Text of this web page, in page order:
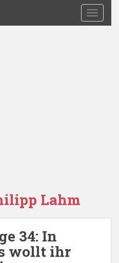
Lahm
34: In
wollt ihr